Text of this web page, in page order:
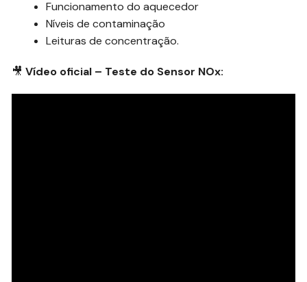
Funcionamento do aquecedor
Níveis de contaminação
Leituras de concentração.
🎥Vídeo oficial – Teste do Sensor NOx: